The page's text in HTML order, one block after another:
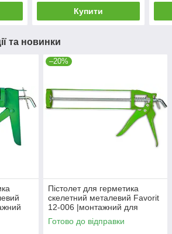
Купити
та новинки
–20%
Пістолет для герметика
скелетний металевий Favorit
12-006 |монтажний для
силікона клея Пистолет для
герметика скелетный
Готово до відправки